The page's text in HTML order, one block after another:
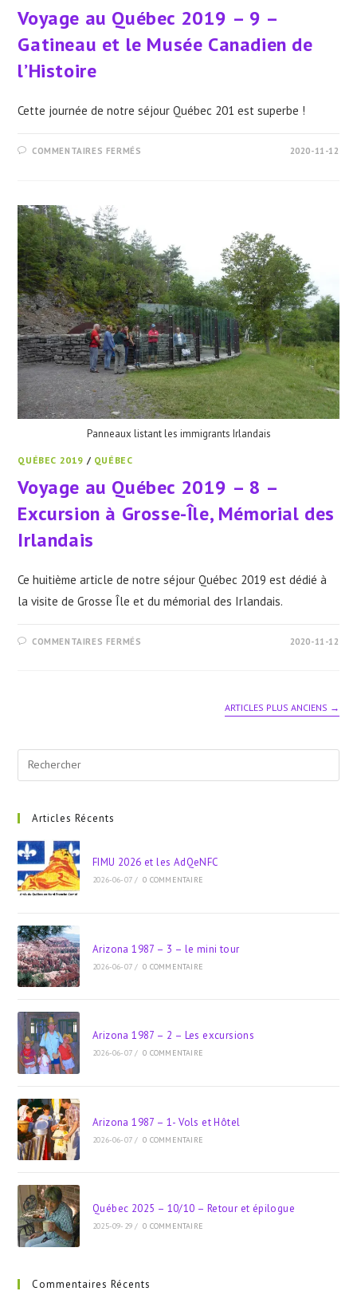
Voyage au Québec 2019 – 9 –
Gatineau et le Musée Canadien de
l’Histoire
Cette journée de notre séjour Québec 201 est superbe !
COMMENTAIRES FERMÉS
GATINEAU
ET
LE
MUSÉE
CANADIEN
DE
L’HISTOIRE
2020-11-12
Panneaux listant les immigrants Irlandais
QUÉBEC 2019 / QUÉBEC
Voyage au Québec 2019 – 8 –
Excursion à Grosse-Île, Mémorial des
Irlandais
Ce huitième article de notre séjour Québec 2019 est dédié à
la visite de Grosse Île et du mémorial des Irlandais.
COMMENTAIRES FERMÉS
ÎLE,
IRLANDAIS
2020-11-12
ARTICLES PLUS ANCIENS →
Articles Récents
FIMU 2026 et les AdQeNFC
2026-06-07 / 0 COMMENTAIRE
Arizona 1987 – 3 – le mini tour
2026-06-07 / 0 COMMENTAIRE
Arizona 1987 – 2 – Les excursions
2026-06-07 / 0 COMMENTAIRE
Arizona 1987 – 1- Vols et Hôtel
2026-06-07 / 0 COMMENTAIRE
Québec 2025 – 10/10 – Retour et épilogue
2025-09-29 / 0 COMMENTAIRE
Commentaires Récents